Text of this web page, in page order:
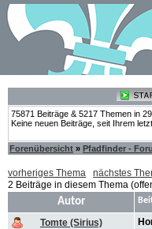
75871 Beiträge & 5217 Themen in
Keine neuen Beiträge, seit Ihrem
Forenübersicht » Pfadfinder -
vorheriges Thema
nächstes
2 Beiträge in diesem Thema
Autor
Tomte (Sirius)